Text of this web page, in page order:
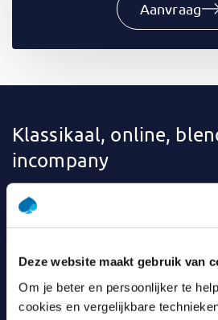
Deze website maakt gebruik van
Om je beter en persoonlijker te
cookies en vergelijkbare
Aanvraag
Klassikaal, online,
incompany
BijCapgemini Academy
past. Klassikaal, online of liever
(blended)? De meeste trainingen
volgen: binnen je eigen
leuker en effectiever te maken,
verschillende tools. Denk aan
webinars en praktijkcases. En met